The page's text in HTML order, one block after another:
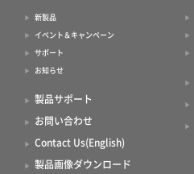
新製品
イベント＆キャンペーン
サポート
お知らせ
製品サポート
お問い合わせ
Contact Us(English)
製品画像ダウンロード